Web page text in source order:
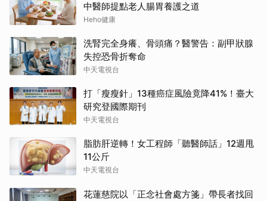
中醫師提點老人腸胃養護之道
Heho健康
洗腎完全身癢、骨頭痛？醫警告：副甲狀腺
失控恐骨折奪命
中天電視台
打「瘦瘦針」13種癌症風險竟降41%！臺大
研究登國際期刊
中天電視台
脂肪肝逆轉！女工程師「聽醫師話」12週甩
11公斤
中天電視台
花蓮慈院以「正念社會處方箋」帶長者找回